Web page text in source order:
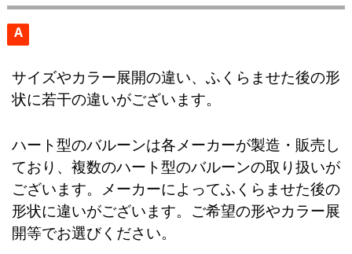
A
サイズやカラー展開の違い、ふくらませた後の形
状に若干の違いがございます。
ハート型のバルーンは各メーカーが製造・販売し
ており、複数のハート型のバルーンの取り扱いが
ございます。メーカーによってふくらませた後の
形状に違いがございます。ご希望の形やカラー展
開等でお選びください。